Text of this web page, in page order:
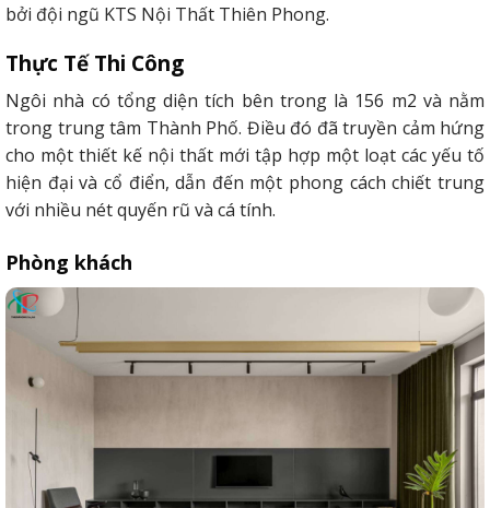
bởi đội ngũ KTS Nội Thất Thiên Phong.
Thực Tế Thi Công
Ngôi nhà có tổng diện tích bên trong là 156 m2 và nằm
trong trung tâm Thành Phố. Điều đó đã truyền cảm hứng
cho một thiết kế nội thất mới tập hợp một loạt các yếu tố
hiện đại và cổ điển, dẫn đến một phong cách chiết trung
với nhiều nét quyến rũ và cá tính.
Phòng khách